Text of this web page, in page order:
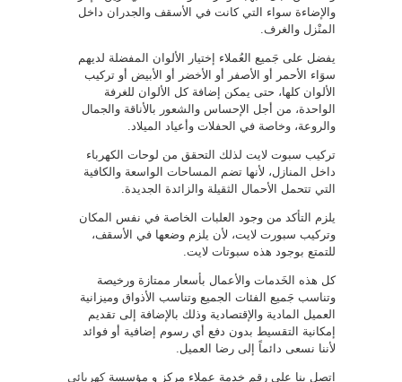
والإضاءة سواء التي كانت في الأسقف والجدران داخل
المنْزل والغرف.
يفضل على جَميع العُملاء إختيار الألوان المفضلة لديهم
سوَاء الأحمر أو الأصفر أو الأخضر أو الأبيض أو تركيب
الألوان كلها، حتى يمكن إضافة كل الألوان للغرفة
الواحدة، من أجل الإحساس والشعور بالأناقة والجمال
والروعة، وخاصة في الحفلات وأعياد الميلاد.
تركيب سبوت لايت لذلك التحقق من لوحات الكهرباء
داخل المنازل، لأنها تضم المساحات الواسعة والكافية
التي تتحمل الأحمال الثقيلة والزائدة الجديدة.
يلزم التأكد من وجود العلبات الخاصة في نفس المكان
وتركيب سبورت لايت، لأن يلزم وضعها في الأسقف،
للتمتع بوجود هذه سبوتات لايت.
كل هذه الخَدمات والأعمال بأسعار ممتازة ورخيصة
وتناسب جَميع الفئات الجميع وتناسب الأذواق وميزانية
العميل المادية والإقتصادية وذلك بالإضافة إلى تقديم
إمكانية التقسيط بدون دفع أي رسوم إضافية أو فوائد
لأننا نسعى دائماً إلى رضا العميل.
اتصل بنا على رقم خدمة عملاء مركز و مؤسسةكهربائي